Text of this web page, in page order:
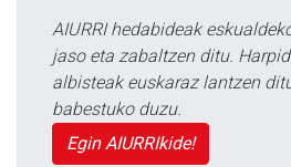
AIURRI hedabideak
jaso eta zabaltzen ditu.
albisteak euskaraz lantzen
babestuko duzu.
Egin AIURRIkide!